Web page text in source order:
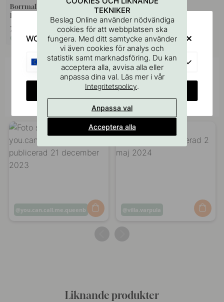
Borrmall för Handtag &
Knoppar
75 kr
I lager
Inspireras av andra
Tagga dina bilder med #beslagonline &
@beslagonline för att synas här!
Inlägg
you.can.call.me.queenb
Inlägg
villa.varpula
Liknande produkter
TEKNIKER
Beslag Online använder nödvändiga
cookies för att webbplatsen ska
fungera. Med ditt samtycke använder
vi även cookies för analys och
statistik samt marknadsföring. Du kan
acceptera alla, avvisa alla eller
anpassa dina val. Läs mer i vår
Integritetspolicy.
Anpassa val
Acceptera alla
WOULD YOU RATHER VISIT?
EU
CHANGE COUNTRY